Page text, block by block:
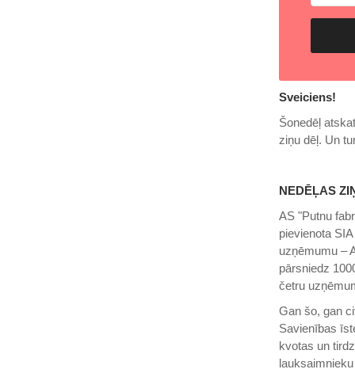
Sveiciens!
Šonedēļ
ziņu dēļ. Un
NEDĒĻAS
AS "Putnu
pievienota
uzņēmumu –
pārsniedz
četru
Gan šo, gan
Savienības
kvotas un